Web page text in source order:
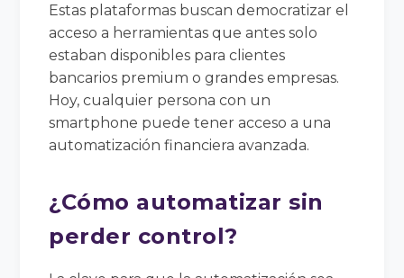
Estas plataformas buscan democratizar el
acceso a herramientas que antes solo
estaban disponibles para clientes
bancarios premium o grandes empresas.
Hoy, cualquier persona con un
smartphone puede tener acceso a una
automatización financiera avanzada.
¿Cómo automatizar sin
perder control?